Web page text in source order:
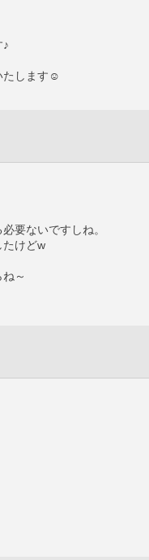
たします☺️
要ないですしね。
たけどw
～